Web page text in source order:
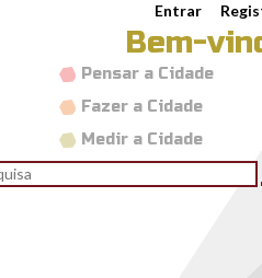
Entrar
Bem-
Pensar a Cidade
Fazer a Cidade
Medir a Cidade
de pesquisa